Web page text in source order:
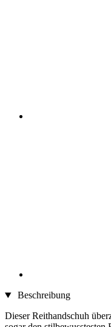
Beschreibung
Dieser Reithandschuh